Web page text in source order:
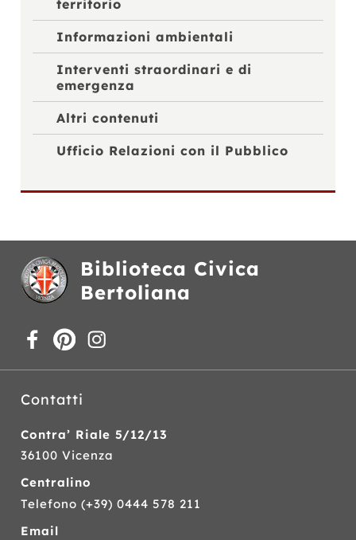
territorio
Informazioni ambientali
Interventi straordinari e di
emergenza
Altri contenuti
Ufficio Relazioni con il Pubblico
Biblioteca Civica
Bertoliana
Contatti
Contra’ Riale 5/12/13
36100 Vicenza
Centralino
Telefono(+39) 0444 578 211
Email